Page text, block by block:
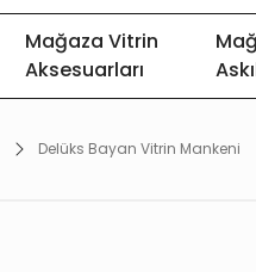
Mağaza Vitrin
Aksesuarları
Delüks Bayan Vitrin Mankeni